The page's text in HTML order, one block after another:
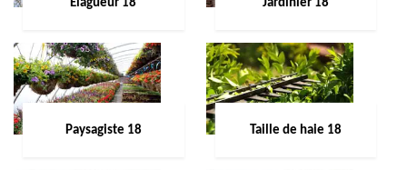
Elagueur 18 Jardinier 18
Paysagiste 18 Taille de haie 18